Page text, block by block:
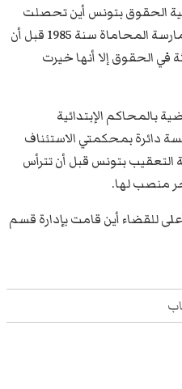
درست بكلية الحقوق بتونس أين تحصلت
على الإجازة ثم شهادة التأهيل لممارسة المحاماة سنة 1985 قبل أن
في الحقوق إلا أنها خيرت
بالمحاكم الإبتدائية
دائرة بمحكمتي الاستئناف
بتونس قبل أن تترأس
منصب لها.
للقضاء أين قامت بإدارة قسم